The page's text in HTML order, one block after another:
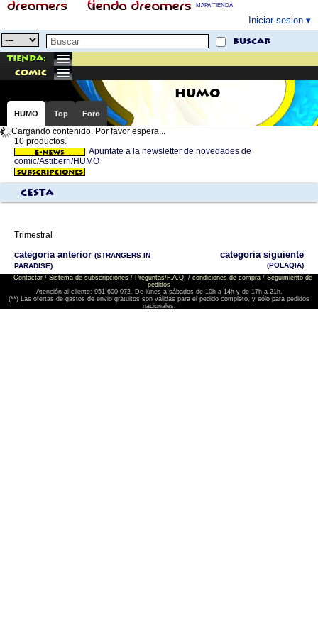
MAPA TIENDA
Iniciar sesion
buscar
Tienda:
comic
HUMO
HUMO Top Foro
Cargando contenido. Por favor espera...
10 productos.
Apuntate a la newsletter de novedades de
comic/Astiberri/HUMO
Cesta
Trimestral
categoria anterior (STRANGERS IN
PARADISE)
categoria siguiente
(POLAQIA)
Contactar/ Sistema de subscripciones/ Preguntas/F.A.Q. / condiciones de compra/ Seguimiento de
pedidos
Atención al cliente: 951 600 072. De lunes a sábados de 10h a 14h y de 17h a 21h.
(**) Las ofertas de gastos de envio gratuitos son válidas para el pedido completo, y sólo para pedidos
nacionales.